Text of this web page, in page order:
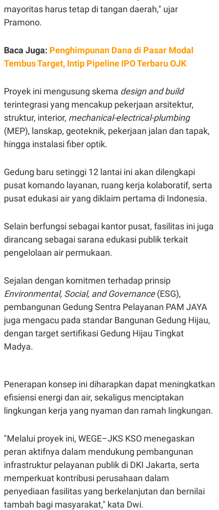
A
E
E
S
I
L
G
A
N
N
C
E
K
E
R
J
A
M
T
E
A
R
A
V
T
I
S
N
G
M
E
D
A
I
D
SITEMAPPROFILETERM
OF
USE
PEDOMAN
PEMBERITAAN
PRIVACY
POLICY
mayoritas harus tetap di tangan daerah," ujar
Pramono.
Baca Juga: Penghimpunan Dana di Pasar Modal
Tembus Target, Intip Pipeline IPO Terbaru OJK
Proyek ini mengusung skema design and build
terintegrasi yang mencakup pekerjaan arsitektur,
struktur, interior, mechanical-electrical-plumbing
(MEP), lanskap, geoteknik, pekerjaan jalan dan tapak,
hingga instalasi fiber optik.
Gedung baru setinggi 12 lantai ini akan dilengkapi
pusat komando layanan, ruang kerja kolaboratif, serta
pusat edukasi air yang diklaim pertama di Indonesia.
Selain berfungsi sebagai kantor pusat, fasilitas ini juga
dirancang sebagai sarana edukasi publik terkait
pengelolaan air permukaan.
Sejalan dengan komitmen terhadap prinsip
Environmental, Social, and Governance(ESG),
pembangunan Gedung Sentra Pelayanan PAM JAYA
juga mengacu pada standar Bangunan Gedung Hijau,
dengan target sertifikasi Gedung Hijau Tingkat
Madya.
Penerapan konsep ini diharapkan dapat meningkatkan
efisiensi energi dan air, sekaligus menciptakan
lingkungan kerja yang nyaman dan ramah lingkungan.
"Melalui proyek ini, WEGE–JKS KSO menegaskan
peran aktifnya dalam mendukung pembangunan
infrastruktur pelayanan publik di DKI Jakarta, serta
memperkuat kontribusi perusahaan dalam
penyediaan fasilitas yang berkelanjutan dan bernilai
tambah bagi masyarakat," kata Dwi.